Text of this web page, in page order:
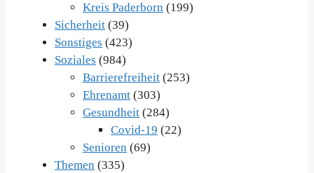
Kreis Paderborn (199)
Sicherheit (39)
Sonstiges (423)
Soziales (984)
Barrierefreiheit (253)
Ehrenamt (303)
Gesundheit (284)
Covid-19 (22)
Senioren (69)
Themen (335)